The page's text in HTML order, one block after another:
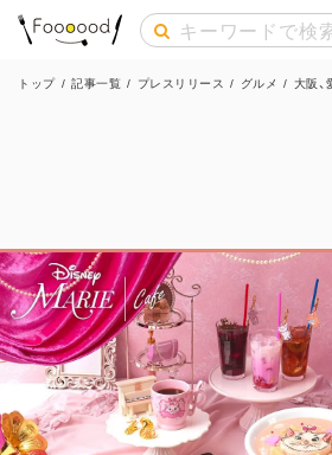
トップ / 記事一覧 / プレスリリース / グルメ / 大阪